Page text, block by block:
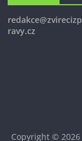
redakce@zvirecizp
ravy.cz
Copyright © 2026